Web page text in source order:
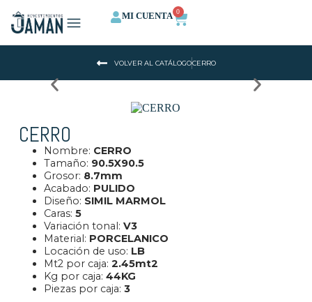
MI CUENTA 0
VOLVER AL CATÁLOGOCERRO
CERRO
Nombre: CERRO
Tamaño: 90.5X90.5
Grosor: 8.7mm
Acabado: PULIDO
Diseño: SIMIL MARMOL
Caras: 5
Variación tonal: V3
Material: PORCELANICO
Locación de uso: LB
Mt2 por caja: 2.45mt2
Kg por caja: 44KG
Piezas por caja: 3